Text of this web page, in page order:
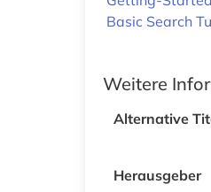
Basic Search
Weitere
Alternative
Herausgeber